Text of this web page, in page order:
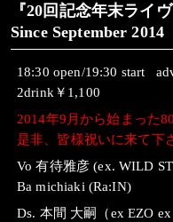
『20回記念年末ライ
Since September 2014
18:30 open/19:30 start
2drink￥1,100
2014年9月から始まった
是非、皆様祝いに来て下
Vo 有待雅彦 (ex. WILD
Ba michiaki (Ra:IN)
Ds. 本間 大嗣（ex EZO